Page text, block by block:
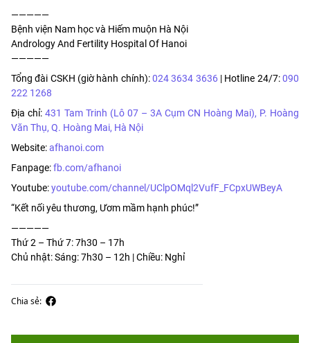
—————
Bệnh viện Nam học và Hiếm muộn Hà Nội
Andrology And Fertility Hospital Of Hanoi
—————
Tổng đài CSKH (giờ hành chính):024 3634 3636| Hotline 24/7:090
222 1268
Địa chỉ: 431 Tam Trinh (Lô 07 – 3A Cụm CN Hoàng Mai), P. Hoàng
Văn Thụ, Q. Hoàng Mai, Hà Nội
Website:afhanoi.com
Fanpage:fb.com/afhanoi
Youtube:youtube.com/channel/UClpOMql2VufF_FCpxUWBeyA
“Kết nối yêu thương, Ươm mầm hạnh phúc!”
—————
Thứ 2 – Thứ 7: 7h30 – 17h
Chủ nhật: Sáng: 7h30 – 12h | Chiều: Nghỉ
Chia sẻ: